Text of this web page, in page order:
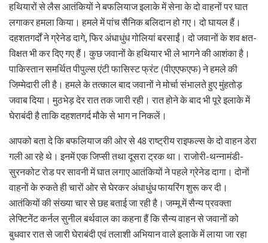
हथियारों से लैस आतंकियों ने बफलियाज इलाके में सेना के दो वाहनों पर घात
लगाकर हमला किया। हमले में पांच सैनिक बलिदान हो गए। दो घायल हैं।
दहशतगर्दों ने ग्रेनेड दागे, फिर अंधाधुंध गोलियां बरसाईं। दो जवानों के शव क्षत-
विक्षत भी कर दिए गए हैं। कुछ जवानों के हथियार भी ले भागने की आशंका है।
पाकिस्तान समर्थित पीपुल्स एंटी फासिस्ट फ्रंट (पीएएफएफ) ने हमले की
जिम्मेदारी ली है। हमले के तत्काल बाद जवानों ने मोर्चा संभालते हुए मुंहतोड़
जवाब दिया। मुठभेड़ देर रात तक जारी रही। रात होने के बाद भी पूरे इलाके में
घेराबंदी है ताकि दहशतगर्द मौके से भाग न निकलें।
आपको बता दे कि बफलियाज की ओर से 48 राष्ट्रीय राइफल्स के दो वाहन डेरा
गली आ रहे थे। इनमें एक जिप्सी तथा दूसरा ट्रक था। राजोरी-थन्नामंडी-
सुरनकोट रोड पर सावनी में घात लगाए आतंकियों ने पहले ग्रेनेड दागा। दोनों
वाहनों के रुकते ही चारों ओर से घेरकर अंधाधुंध फायरिंग शुरू कर दी।
आतंकियों की संख्या चार से छह बताई जा रही है। जम्मू में सैन्य प्रवक्ता
लेफ्टिनेंट कर्नल सुनील बर्थवाल का कहना हैं कि सैन्य वाहन से जवानों को
बुधवार रात से जारी घेराबंदी एवं तलाशी अभियान वाले इलाके में लाया जा रहा